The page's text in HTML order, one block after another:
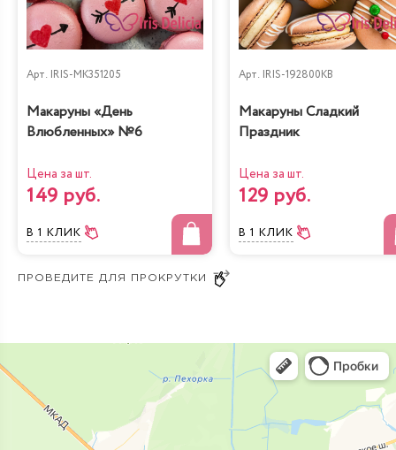
Арт. IRIS-MK351205
Макаруны «День
Влюбленных» №6
Цена за шт.
149 руб.
В 1 КЛИК
Арт. IRIS-192800KB
Макаруны Сладкий
Праздник
Цена за шт.
129 руб.
В 1 КЛИК